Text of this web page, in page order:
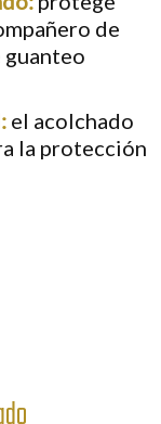
de
guanteo
el acolchado
la protección